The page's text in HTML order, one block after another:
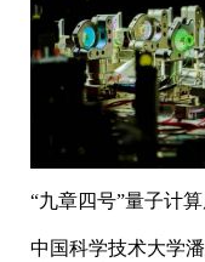
“九章四号”量子计
中国科学技术大学